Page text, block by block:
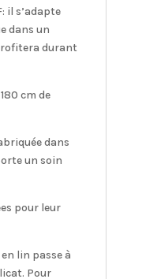
il s’adapte
dans un
durant
cm de
dans
un soin
pour leur
lin passe à
Pour